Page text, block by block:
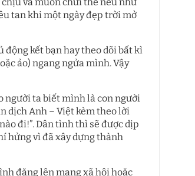
tan khi một ngày đẹp trời mở
động kết bạn hay theo dõi bất kì
ảo) ngang ngửa mình. Vậy
người ta biết mình là con người
dịch Anh – Việt kèm theo lời
đi!”. Dân tình thì sẽ được dịp
hửng vì đã xây dựng thành
đăng lên mạng xã hội hoặc